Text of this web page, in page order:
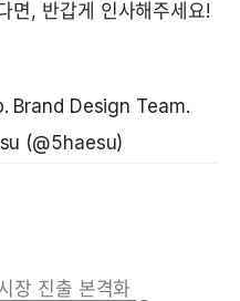
면, 반갑게 인사해주세요!
Brand Design Team.
(@5haesu)
장 진출 본격화